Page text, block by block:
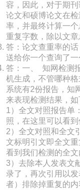
容，因此，对于期
论文和硕博论文在
率，并最终计算一
重复字数，除以文章
答：论文查重率的
送给你一个查询了
答：一、 知网检测
机生成，不管哪种
系统有2份报告，知
来表现检测结果，如
1）全文对照报告单
照，在这里可以看
2）全文对照和全文
文标明引文即全文
看到我们检测的全文
3）去除本人发表文
录了，再次引用以
者）排除掉重复的内